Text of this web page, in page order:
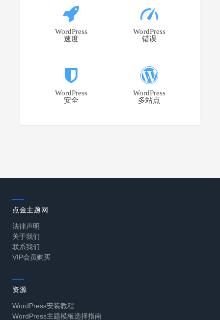
WordPress
速度
WordPress
错误
WordPress
安全
WordPress
多站点
点金主题网
法律声明
关于我们
联系我们
VIP会员购买
资源
WordPress安装教程
WordPress主题模板选择指南